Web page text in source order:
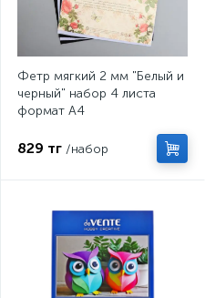
Фетр мягкий 2 мм "Белый и
черный" набор 4 листа
формат А4
829 тг /набор